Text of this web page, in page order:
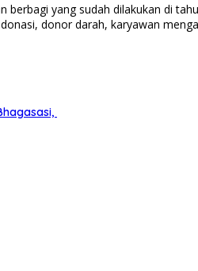
yang sudah dilakukan di
donor darah, karyawan